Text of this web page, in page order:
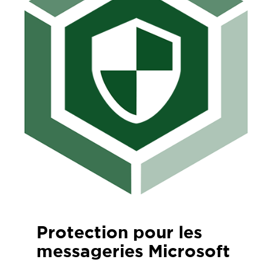
Protection pour les
messageries Microsoft